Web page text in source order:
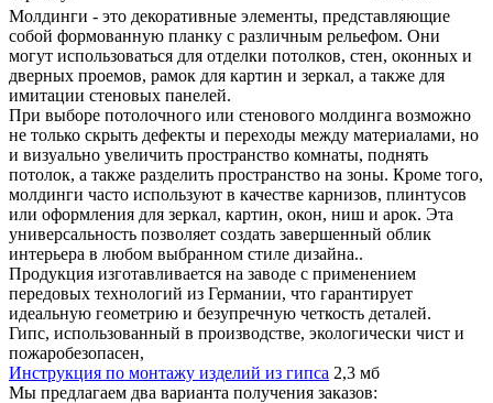
Молдинги - это декоративные элементы, представляющие
собой формованную планку с различным рельефом. Они
могут использоваться для отделки потолков, стен, оконных и
дверных проемов, рамок для картин и зеркал, а также для
имитации стеновых панелей.
При выборе потолочного или стенового молдинга возможно
не только скрыть дефекты и переходы между материалами, но
и визуально увеличить пространство комнаты, поднять
потолок, а также разделить пространство на зоны. Кроме того,
молдинги часто используют в качестве карнизов, плинтусов
или оформления для зеркал, картин, окон, ниш и арок. Эта
универсальность позволяет создать завершенный облик
интерьера в любом выбранном стиле дизайна..
Продукция изготавливается на заводе с применением
передовых технологий из Германии, что гарантирует
идеальную геометрию и безупречную четкость деталей.
Гипс, использованный в производстве, экологически чист и
пожаробезопасен,
Инструкция по монтажу изделий из гипса 2,3 мб
Мы предлагаем два варианта получения заказов: